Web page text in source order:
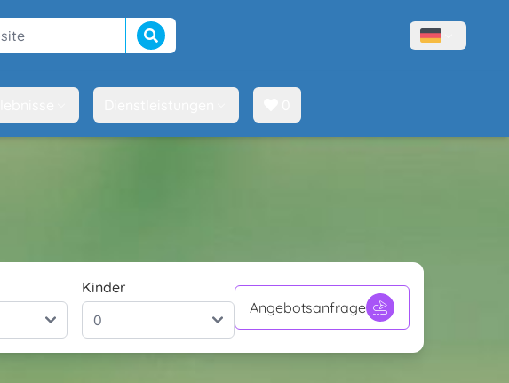
Suche beginnen Menù lingue
Kinder
Angebotsanfrage